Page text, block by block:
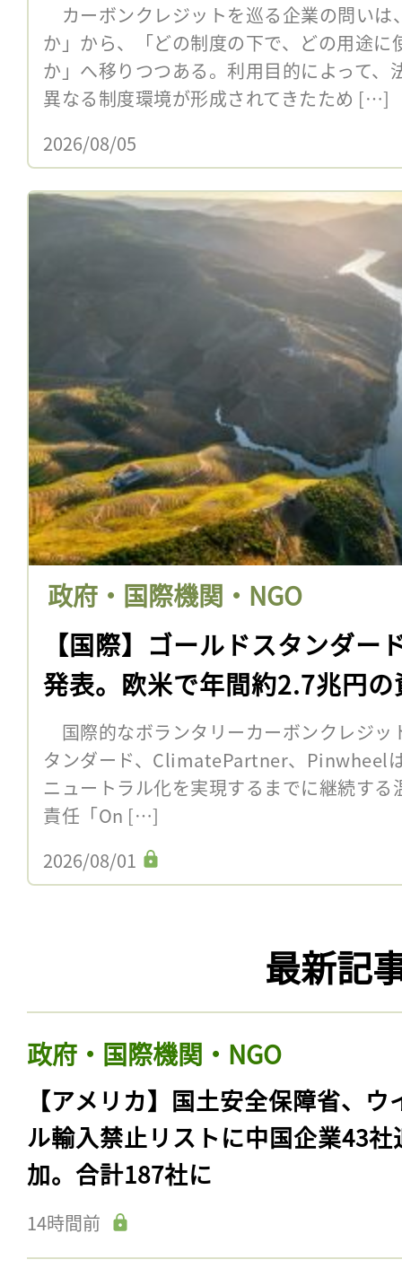
カーボンクレジットを巡る企業の問いは
か」から、「どの制度の下で、どの用途に
か」へ移りつつある。利用目的によって、
異なる制度環境が形成されてきたため […]
2026/08/05
政府・国際機関・NGO
【国際】ゴールドスタンダー
発表。欧米で年間約2.7兆円
国際的なボランタリーカーボンクレジッ
タンダード、ClimatePartner、Pinwheel
ニュートラル化を実現するまでに継続す
責任「On […]
2026/08/01
最新記
政府・国際機関・NGO
【アメリカ】国土安全保障省、ウ
ル輸入禁止リストに中国企業43社
加。合計187社に
14時間前